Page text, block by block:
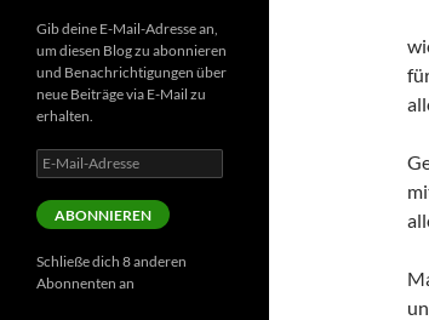
Gib deine E-Mail-Adresse an,
um diesen Blog zu abonnieren
und Benachrichtigungen über
neue Beiträge via E-Mail zu
erhalten.
E-
Mail-
Adresse
ABONNIEREN
Schließe dich 8 anderen
Abonnenten an